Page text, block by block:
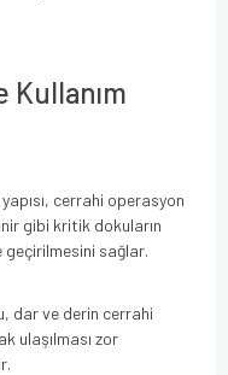
Kullanım
cerrahi operasyon
gibi kritik dokuların
geçirilmesini sağlar.
dar ve derin cerrahi
ulaşılması zor